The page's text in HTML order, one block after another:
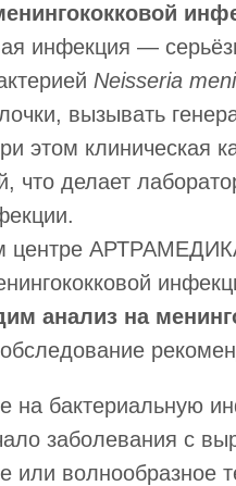
инфекция —
Neisseria
вызывать
этом клиническая
что делает
центре
анализ на
на бактериальную
заболевания с
или волнообразное